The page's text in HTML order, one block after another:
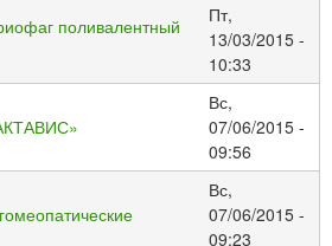
поливалентный
Пт,
13/03/2015 -
10:33
Вс,
07/06/2015 -
09:56
Вс,
07/06/2015 -
09:23